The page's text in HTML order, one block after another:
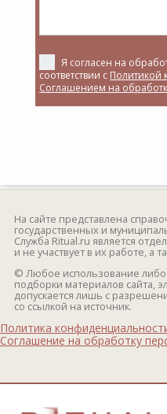
Я согласен на
соответствии с Политикой
Соглашением на
На сайте представлена
государственных и
Служба Ritual.ru является
и не участвует в их работе, а
© Любое использование
подборки материалов сайта,
допускается лишь с
со ссылкой на источник.
Политика
Соглашение на обработку